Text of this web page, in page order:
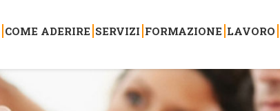
COME ADERIRE SERVIZI FORMAZIONE LAVORO